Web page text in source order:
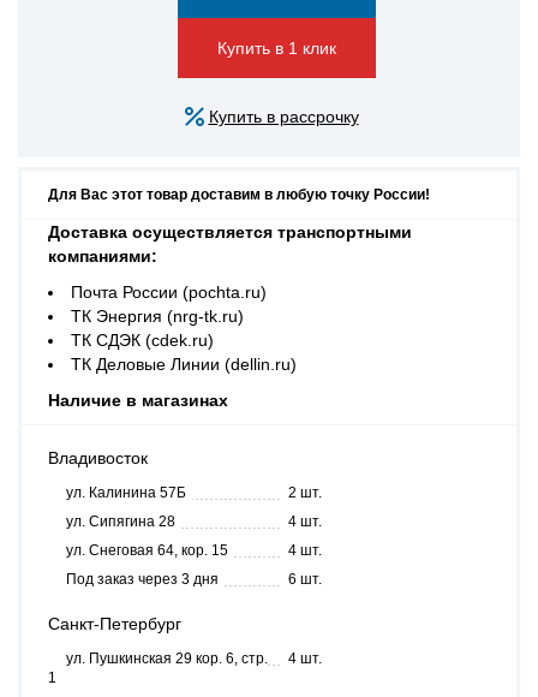
Купить в 1 клик
Купить в рассрочку
Для Вас этот товар доставим в любую точку России!
Доставка осуществляется транспортными
компаниями:
Почта России (pochta.ru)
ТК Энергия (nrg-tk.ru)
ТК СДЭК (cdek.ru)
ТК Деловые Линии (dellin.ru)
Наличие в магазинах
Владивосток
ул. Калинина 57Б
2 шт.
ул. Сипягина 28
4 шт.
ул. Снеговая 64, кор. 15
4 шт.
Под заказ через 3 дня
6 шт.
Санкт-Петербург
ул. Пушкинская 29 кор. 6, стр.
1
4 шт.